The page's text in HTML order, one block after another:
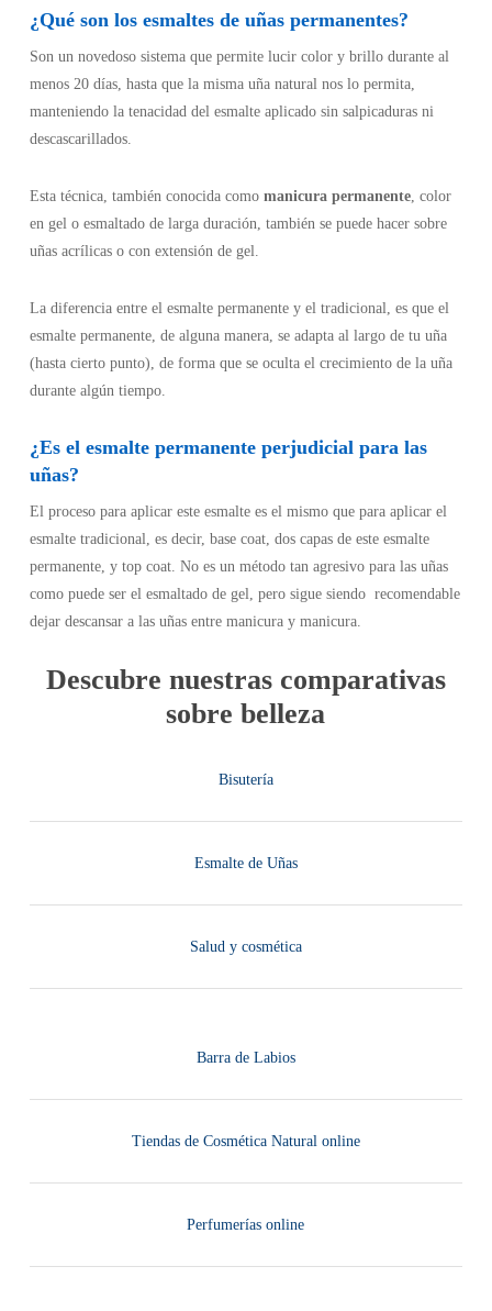
¿Qué son los esmaltes de uñas permanentes?
Son un novedoso sistema que permite lucir color y brillo durante al
menos 20 días, hasta que la misma uña natural nos lo permita,
manteniendo la tenacidad del esmalte aplicado sin salpicaduras ni
descascarillados.
Esta técnica, también conocida como manicura permanente, color
en gel o esmaltado de larga duración, también se puede hacer sobre
uñas acrílicas o con extensión de gel.
La diferencia entre el esmalte permanente y el tradicional, es que el
esmalte permanente, de alguna manera, se adapta al largo de tu uña
(hasta cierto punto), de forma que se oculta el crecimiento de la uña
durante algún tiempo.
¿Es el esmalte permanente perjudicial para las
uñas?
El proceso para aplicar este esmalte es el mismo que para aplicar el
esmalte tradicional, es decir, base coat, dos capas de este esmalte
permanente, y top coat. No es un método tan agresivo para las uñas
como puede ser el esmaltado de gel, pero sigue siendo recomendable
dejar descansar a las uñas entre manicura y manicura.
Descubre nuestras comparativas
sobre belleza
Bisutería
Esmalte de Uñas
Salud y cosmética
Barra de Labios
Tiendas de Cosmética Natural online
Perfumerías online